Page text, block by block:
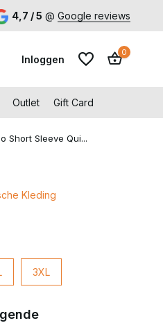
aan den IJssel
4,7 / 5 @ Google reviews
Inloggen
0
Outlet Gift Card
Short Sleeve Qui...
Kleding
3XL